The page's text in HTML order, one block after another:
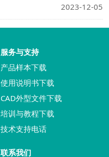
2023-12-05
服务与支持
产品样本下载
使用说明书下载
CAD外型文件下载
培训与教程下载
技术支持电话
联系我们